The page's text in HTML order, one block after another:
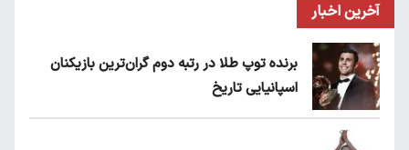
آخرین اخبار
برنده توپ طلا در رتبه دوم گران‌ترین بازیکنان
اسپانیایی تاریخ